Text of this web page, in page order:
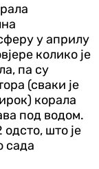
у априлу
колико је
па су
(сваки је
корала
под водом.
што је
сада